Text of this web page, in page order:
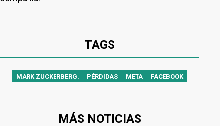
TAGS
MARK ZUCKERBERG. PÉRDIDAS META FACEBOOK
MÁS NOTICIAS